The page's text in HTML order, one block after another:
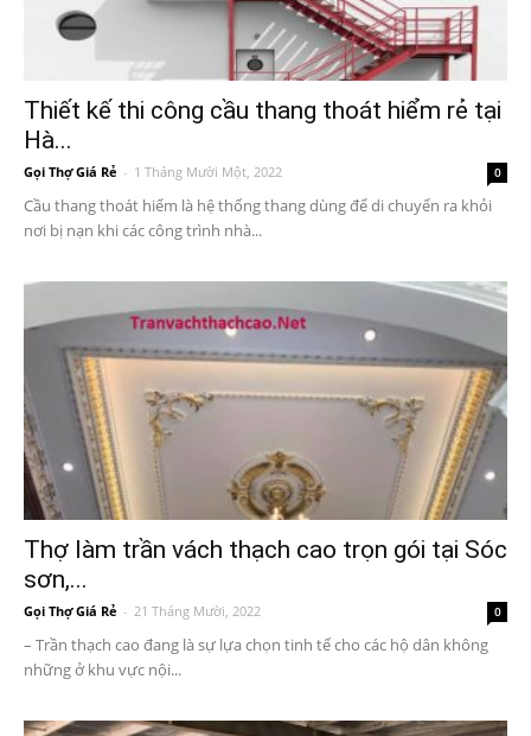
Thiết kế thi công cầu thang thoát hiểm rẻ tại
Hà...
Gọi Thợ Giá Rẻ - 1 Tháng Mười Một, 2022 0
Cầu thang thoát hiểm là hệ thống thang dùng để di chuyển ra khỏi
nơi bị nạn khi các công trình nhà...
Thợ làm trần vách thạch cao trọn gói tại Sóc
sơn,...
Gọi Thợ Giá Rẻ - 21 Tháng Mười, 2022 0
– Trần thạch cao đang là sự lựa chọn tinh tế cho các hộ dân không
những ở khu vực nội...